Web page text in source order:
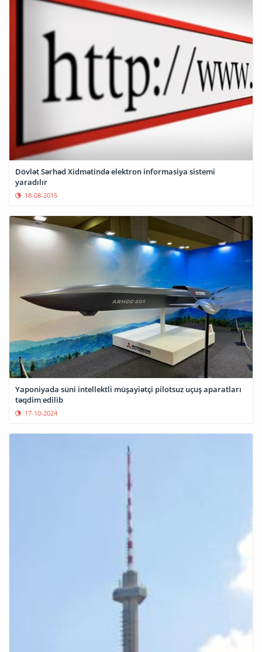
Dövlət Sərhəd Xidmətində elektron informasiya sistemi
yaradılır
18-08-2015
Yaponiyada süni intellektli müşayiətçi pilotsuz uçuş aparatları
təqdim edilib
17-10-2024